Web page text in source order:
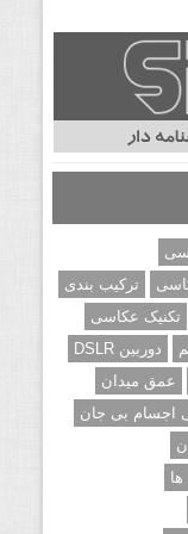
ترکیب بندی
تکنیک عکاسی
دوربین DSLR
عمق میدان
اجسام بی جان